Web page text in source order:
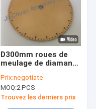
D300mm roues de
meulage de diamants
la pierre avec la
technologie de
brasage sous vide
Prix:negotiate
MOQ:2 PCS
Trouvez les derniers prix